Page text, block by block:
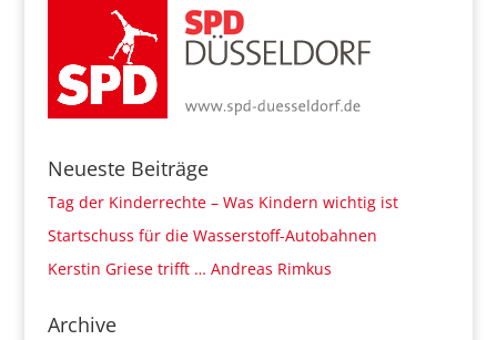
Neueste Beiträge
Tag der Kinderrechte – Was Kindern wichtig ist
Startschuss für die Wasserstoff-Autobahnen
Kerstin Griese trifft … Andreas Rimkus
Archive